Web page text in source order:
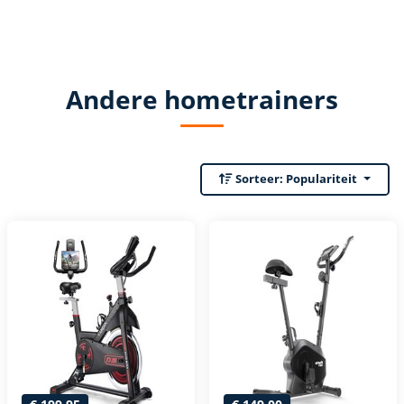
Andere hometrainers
Sorteer: Populariteit